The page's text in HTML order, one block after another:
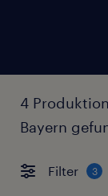
4
Bayern
Filter 3